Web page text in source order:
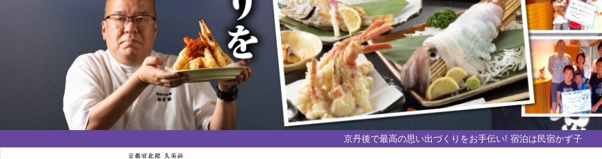
京丹後で最高の思い出づくりをお手伝い! 宿泊は民宿かず子